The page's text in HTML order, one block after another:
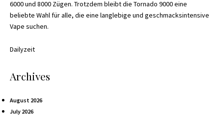
6000 und 8000 Zügen. Trotzdem bleibt die Tornado 9000 eine
beliebte Wahl für alle, die eine langlebige und geschmacksintensive
Vape suchen.
Dailyzeit
Archives
August 2026
July 2026